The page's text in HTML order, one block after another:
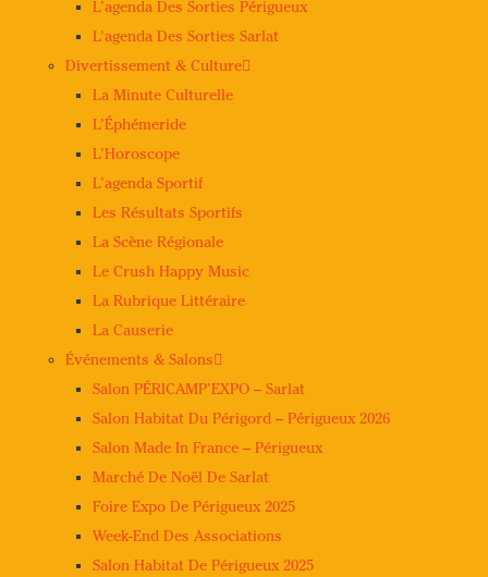
L’agenda Des Sorties Périgueux
L’agenda Des Sorties Sarlat
Divertissement & Culture
La Minute Culturelle
L’Éphémeride
L’Horoscope
L’agenda Sportif
Les Résultats Sportifs
La Scène Régionale
Le Crush Happy Music
La Rubrique Littéraire
La Causerie
Événements & Salons
Salon PÉRICAMP’EXPO – Sarlat
Salon Habitat Du Périgord – Périgueux 2026
Salon Made In France – Périgueux
Marché De Noël De Sarlat
Foire Expo De Périgueux 2025
Week-End Des Associations
Salon Habitat De Périgueux 2025